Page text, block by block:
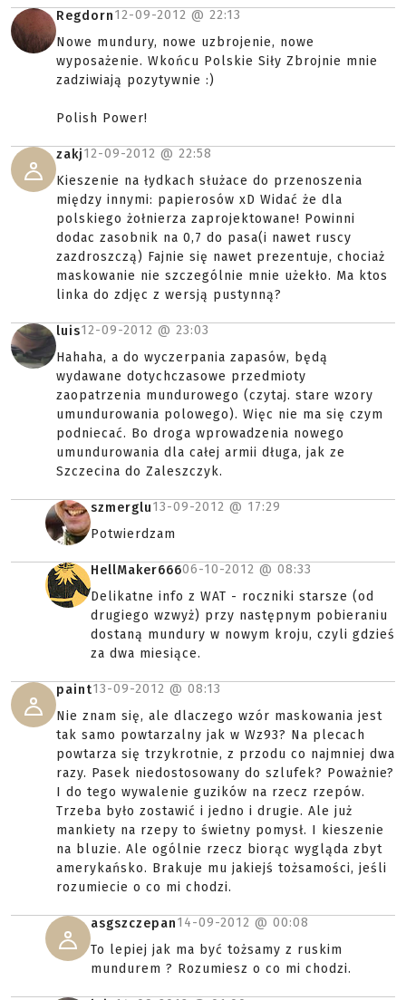
Regdorn12-09-2012 @ 22:13
Nowe mundury, nowe uzbrojenie, nowe
wyposażenie. Wkońcu Polskie Siły Zbrojnie mnie
zadziwiają pozytywnie :)
Polish Power!
zakj12-09-2012 @ 22:58
Kieszenie na łydkach służace do przenoszenia
między innymi: papierosów xD Widać że dla
polskiego żołnierza zaprojektowane! Powinni
dodac zasobnik na 0,7 do pasa(i nawet ruscy
zazdroszczą) Fajnie się nawet prezentuje, chociaż
maskowanie nie szczególnie mnie użekło. Ma ktos
linka do zdjęc z wersją pustynną?
luis12-09-2012 @ 23:03
Hahaha, a do wyczerpania zapasów, będą
wydawane dotychczasowe przedmioty
zaopatrzenia mundurowego (czytaj. stare wzory
umundurowania polowego). Więc nie ma się czym
podniecać. Bo droga wprowadzenia nowego
umundurowania dla całej armii długa, jak ze
Szczecina do Zaleszczyk.
szmerglu13-09-2012 @ 17:29
Potwierdzam
HellMaker66606-10-2012 @ 08:33
Delikatne info z WAT - roczniki starsze (od
drugiego wzwyż) przy następnym pobieraniu
dostaną mundury w nowym kroju, czyli gdzieś
za dwa miesiące.
paint13-09-2012 @ 08:13
Nie znam się, ale dlaczego wzór maskowania jest
tak samo powtarzalny jak w Wz93? Na plecach
powtarza się trzykrotnie, z przodu co najmniej dwa
razy. Pasek niedostosowany do szlufek? Poważnie?
I do tego wywalenie guzików na rzecz rzepów.
Trzeba było zostawić i jedno i drugie. Ale już
mankiety na rzepy to świetny pomysł. I kieszenie
na bluzie. Ale ogólnie rzecz biorąc wygląda zbyt
amerykańsko. Brakuje mu jakiejś tożsamości, jeśli
rozumiecie o co mi chodzi.
asgszczepan14-09-2012 @ 00:08
To lepiej jak ma być tożsamy z ruskim
mundurem ? Rozumiesz o co mi chodzi.